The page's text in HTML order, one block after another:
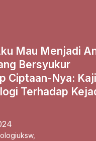
Mau Menjadi
Bersyukur
Ciptaan-Nya:
Terhadap
,